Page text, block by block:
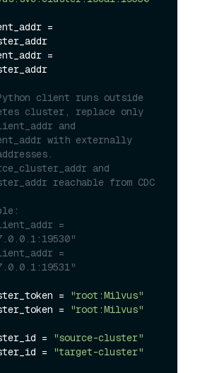
=
=
client runs outside
cluster, replace only
and
with externally
and
reachable from CDC
=
=
=
"root:Milvus"
=
"root:Milvus"
=
"source-cluster"
=
"target-cluster"